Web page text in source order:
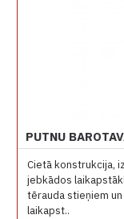
Cietā konstrukcija,
jebkādos
tērauda stieņiem un
laikapst..